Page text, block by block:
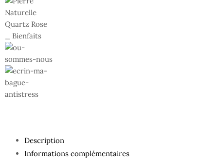
Description
Informations complémentaires